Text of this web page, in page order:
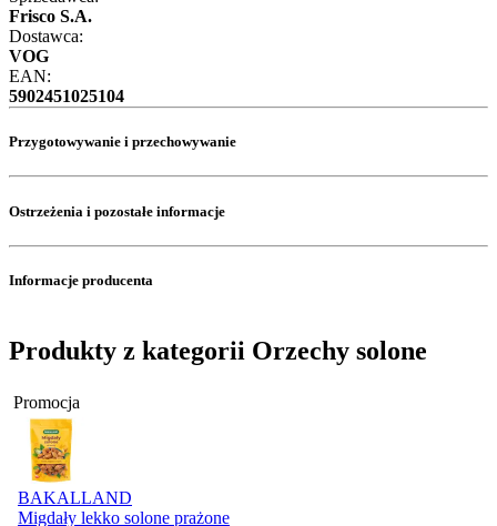
Frisco S.A.
Dostawca:
VOG
EAN:
5902451025104
Przygotowywanie i przechowywanie
Ostrzeżenia i pozostałe informacje
Informacje producenta
Produkty z kategorii Orzechy solone
Promocja
BAKALLAND
Migdały lekko solone prażone